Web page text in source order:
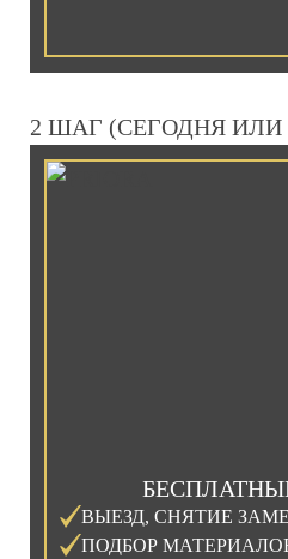
2 ШАГ (СЕГОДНЯ ИЛИ
ВЫЕЗД, СНЯТИЕ
ПОДБОР